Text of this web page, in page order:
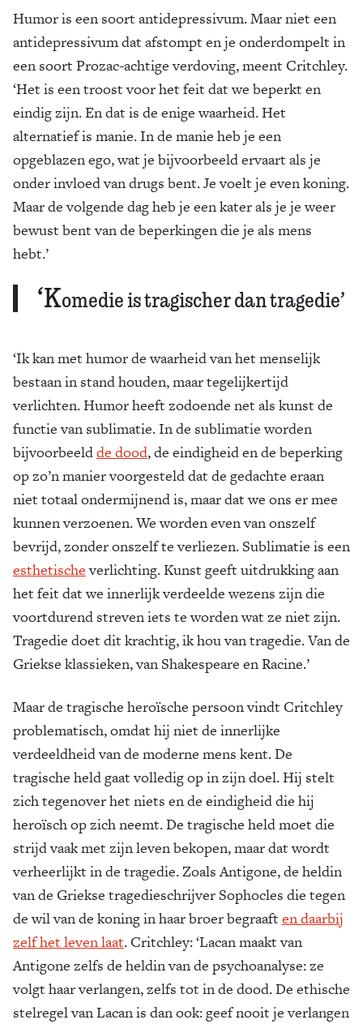
Humor is een soort antidepressivum. Maar niet een
antidepressivum dat afstompt en je onderdompelt in
een soort Prozac-achtige verdoving, meent Critchley.
‘Het is een troost voor het feit dat we beperkt en
eindig zijn. En dat is de enige waarheid. Het
alternatief is manie. In de manie heb je een
opgeblazen ego, wat je bijvoorbeeld ervaart als je
onder invloed van drugs bent. Je voelt je even koning.
Maar de volgende dag heb je een kater als je je weer
bewust bent van de beperkingen die je als mens
hebt.’
‘Komedie is tragischer dan tragedie’
‘Ik kan met humor de waarheid van het menselijk
bestaan in stand houden, maar tegelijkertijd
verlichten. Humor heeft zodoende net als kunst de
functie van sublimatie. In de sublimatie worden
bijvoorbeeldde dood, de eindigheid en de beperking
op zo’n manier voorgesteld dat de gedachte eraan
niet totaal ondermijnend is, maar dat we ons er mee
kunnen verzoenen. We worden even van onszelf
bevrijd, zonder onszelf te verliezen. Sublimatie is een
esthetischeverlichting. Kunst geeft uitdrukking aan
het feit dat we innerlijk verdeelde wezens zijn die
voortdurend streven iets te worden wat ze niet zijn.
Tragedie doet dit krachtig, ik hou van tragedie. Van de
Griekse klassieken, van Shakespeare en Racine.’
Maar de tragische heroïsche persoon vindt Critchley
problematisch, omdat hij niet de innerlijke
verdeeldheid van de moderne mens kent. De
tragische held gaat volledig op in zijn doel. Hij stelt
zich tegenover het niets en de eindigheid die hij
heroïsch op zich neemt. De tragische held moet die
strijd vaak met zijn leven bekopen, maar dat wordt
verheerlijkt in de tragedie. Zoals Antigone, de heldin
van de Griekse tragedieschrijver Sophocles die tegen
de wil van de koning in haar broer begraaft en daarbij
zelf het leven laat. Critchley: ‘Lacan maakt van
Antigone zelfs de heldin van de psychoanalyse: ze
volgt haar verlangen, zelfs tot in de dood. De ethische
stelregel van Lacan is dan ook: geef nooit je verlangen